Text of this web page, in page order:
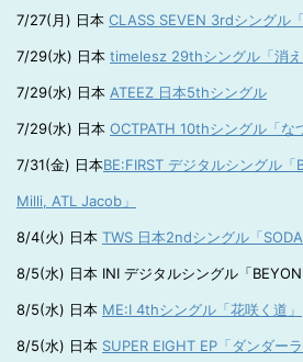
7/27(月) 日本 CLASS SEVEN 3rdシングル
7/29(水) 日本 timelesz 29thシングル「消え
7/29(水) 日本 ATEEZ 日本5thシングル
7/29(水) 日本 OCTPATH 10thシングル「な
7/31(金) 日本BE:FIRST デジタルシングル
Milli, ATL Jacob」
8/4(火) 日本 TWS 日本2ndシングル「SODA
8/5(水) 日本 INI デジタルシングル「
8/5(水) 日本 ME:I 4thシングル「花咲く道」
8/5(水) 日本 SUPER EIGHT EP「ダンダーラ